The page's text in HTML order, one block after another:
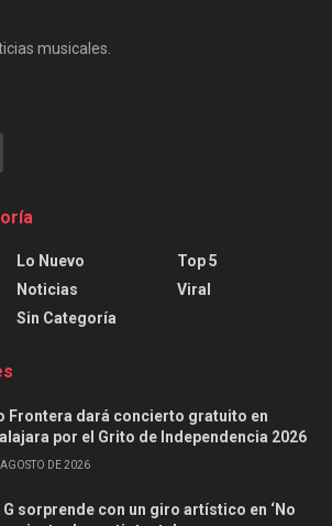
musicales.
Lo Nuevo
Noticias
Sin Categoría
Top 5
Viral
Frontera dará concierto gratuito en
por el Grito de Independencia 2026
DE 2026
G sorprende con un giro artístico en ‘No